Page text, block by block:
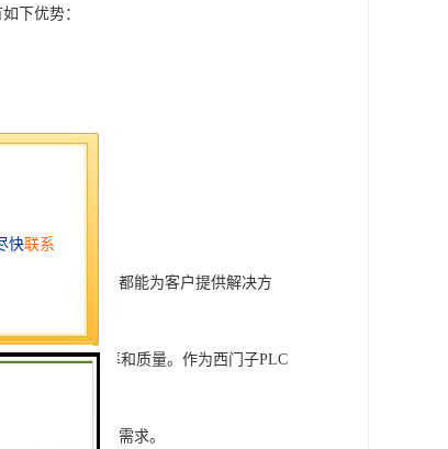
下优势：
发和转让，我们都能为客户提供解决方
生产效率和质量。作为西门子PLC
不同规模工程的需求。